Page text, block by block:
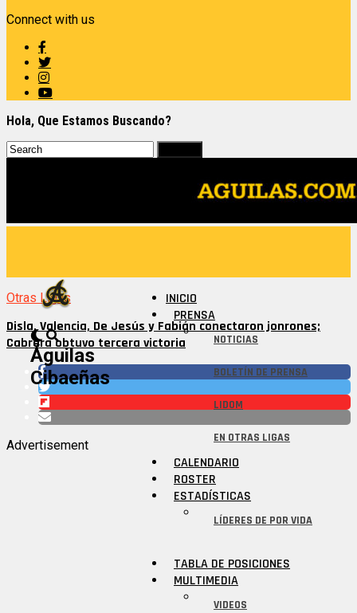
Connect with us
Hola, Que Estamos Buscando?
Águilas
Cibaeñas
INICIO
PRENSA
NOTICIAS
BOLETÍN DE PRENSA
LIDOM
EN OTRAS LIGAS
CALENDARIO
ROSTER
ESTADÍSTICAS
LÍDERES DE POR VIDA
TABLA DE POSICIONES
MULTIMEDIA
VIDEOS
Otras Ligas
Disla, Valencia, De Jesús y Fabián conectaron jonrones;
Cabrera obtuvo tercera victoria
Advertisement